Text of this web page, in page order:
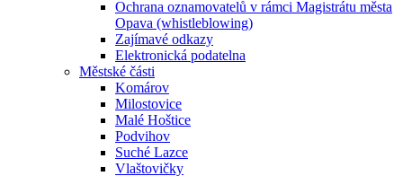
Ochrana oznamovatelů v rámci Magistrátu města
Opava (whistleblowing)
Zajímavé odkazy
Elektronická podatelna
Městské části
Komárov
Milostovice
Malé Hoštice
Podvihov
Suché Lazce
Vlaštovičky